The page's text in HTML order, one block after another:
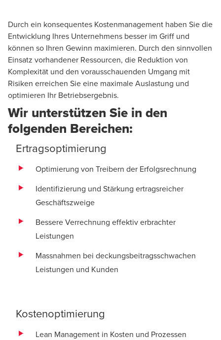
Durch ein konsequentes Kostenmanagement haben Sie die
Entwicklung Ihres Unternehmens besser im Griff und
können so Ihren Gewinn maximieren. Durch den sinnvollen
Einsatz vorhandener Ressourcen, die Reduktion von
Komplexität und den vorausschauenden Umgang mit
Risiken erreichen Sie eine maximale Auslastung und
optimieren Ihr Betriebsergebnis.
Wir unterstützen Sie in den
folgenden Bereichen:
Ertragsoptimierung
Optimierung von Treibern der Erfolgsrechnung
Identifizierung und Stärkung ertragsreicher
Geschäftszweige
Bessere Verrechnung effektiv erbrachter
Leistungen
Massnahmen bei deckungsbeitragsschwachen
Leistungen und Kunden
Kostenoptimierung
Lean Management in Kosten und Prozessen